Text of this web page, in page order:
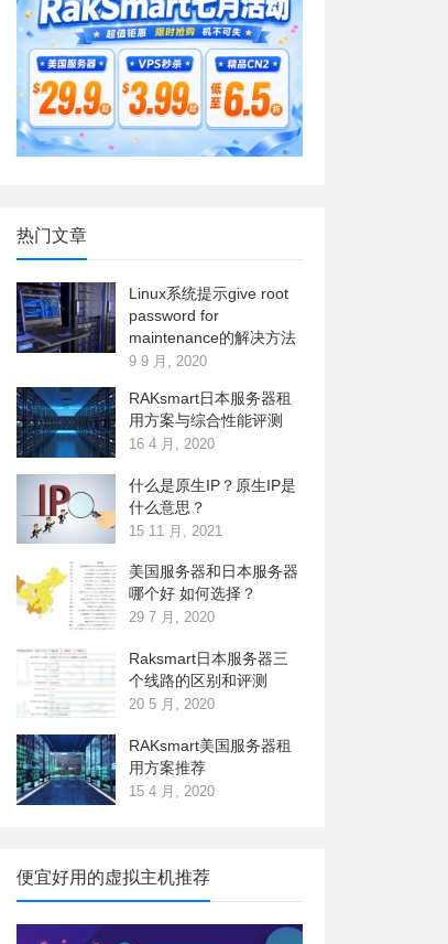
热门文章
Linux系统提示give root
password for
maintenance的解决方法
9 9 月, 2020
RAKsmart日本服务器租
用方案与综合性能评测
16 4 月, 2020
什么是原生IP？原生IP是
什么意思？
15 11 月, 2021
美国服务器和日本服务器
哪个好 如何选择？
29 7 月, 2020
Raksmart日本服务器三
个线路的区别和评测
20 5 月, 2020
RAKsmart美国服务器租
用方案推荐
15 4 月, 2020
便宜好用的虚拟主机推荐